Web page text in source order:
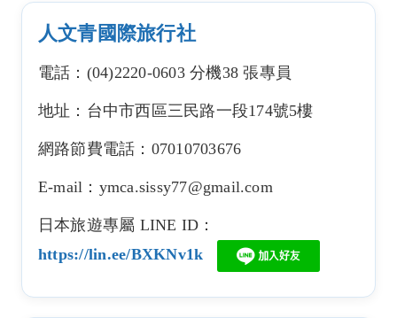
人文青國際旅行社
電話：(04)2220-0603 分機38 張專員
地址：台中市西區三民路一段174號5樓
網路節費電話：07010703676
E-mail：ymca.sissy77@gmail.com
日本旅遊專屬 LINE ID：
https://lin.ee/BXKNv1k